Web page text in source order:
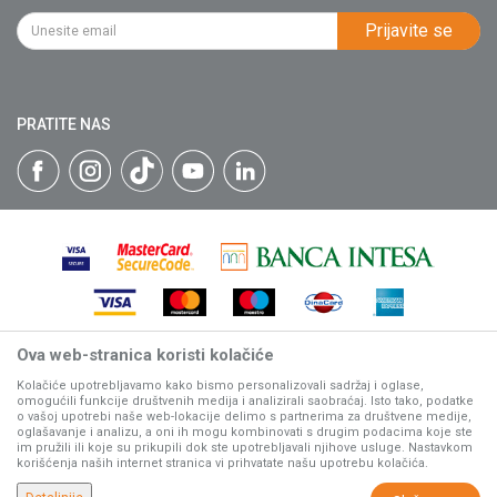
PIB: 102135221
Matični broj: 07593252
Najčešća pitanja
Katalozi
Isporuka
Plaćanje karticama
Web kredit Raiffeisen banke
Pravo na odustajanje
Povraćaj sredstava
Zamena artikala
Prijavite se
PRATITE NAS
Nastojimo da budemo što precizniji u opisu proizvoda, prikazu
slika i samih cena, ali ne možemo garantovati da su sve
informacije kompletne i bez grešaka.
Svi artikli prikazani na sajtu su deo naše ponude, ali ne
podrazumeva da su dostupni u svakom trenutku.
©2026www.villagerstore.com . Sva prava zadržana.
Ova web-stranica koristi kolačiće
Kolačiće upotrebljavamo kako bismo personalizovali sadržaj i oglase,
omogućili funkcije društvenih medija i analizirali saobraćaj. Isto tako, podatke
o vašoj upotrebi naše web-lokacije delimo s partnerima za društvene medije,
oglašavanje i analizu, a oni ih mogu kombinovati s drugim podacima koje ste
im pružili ili koje su prikupili dok ste upotrebljavali njihove usluge. Nastavkom
korišćenja naših internet stranica vi prihvatate našu upotrebu kolačića.